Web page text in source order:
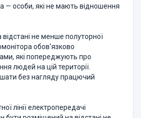
— особи, які не мають відношення
відстані не менше полуторної
обов'язково
які попереджують про
людей на цій території.
без нагляду працючий
лінії електропередачі